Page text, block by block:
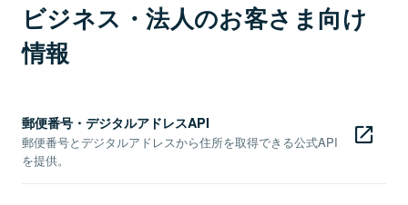
ビジネス・法人のお客さま向け
情報
郵便番号・デジタルアドレスAPI
郵便番号とデジタルアドレスから住所を取得できる公式API
を提供。